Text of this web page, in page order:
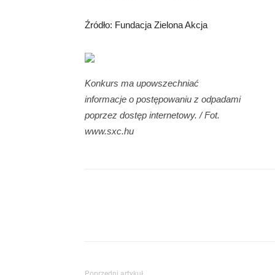
Źródło: Fundacja Zielona Akcja
Konkurs ma upowszechniać
informacje o postępowaniu z odpadami
poprzez dostęp internetowy. / Fot.
www.sxc.hu